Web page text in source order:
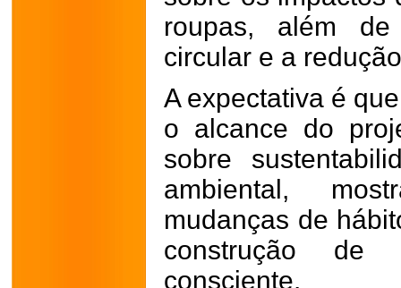
roupas, além
circular e a
A expectativa é
o alcance do
sobre
ambiental,
mudanças de
construção de
consciente.